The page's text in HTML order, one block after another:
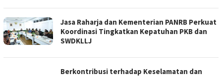
Jasa Raharja dan Kementerian PANRB Perkuat
Koordinasi Tingkatkan Kepatuhan PKB dan
SWDKLLJ
Berkontribusi terhadap Keselamatan dan